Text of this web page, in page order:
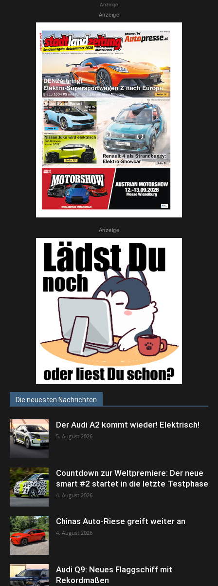
Anzeige
Anzeige
Anzeige
Die neuesten Nachrichten
Der Audi A2 kommt wieder! Elektrisch!
5. August 2026
Countdown zur Weltpremiere: Der neue
smart #2 startet in die letzte Testphase
4. August 2026
Chinas Auto-Riese greift weiter an
4. August 2026
Audi Q9: Neues Flaggschiff mit
Rekordmaßen